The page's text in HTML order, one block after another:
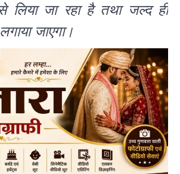
लिया जा रहा है तथा जल्द ही
जाएगा।